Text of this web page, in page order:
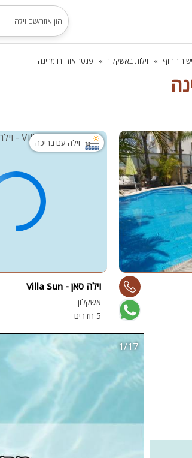
החוף וילות באשקלון פנטהאוז יורו מרינה
וילה עם בריכה
וילה סאן - Villa Sun
אשקלון
5 חדרים
1/17